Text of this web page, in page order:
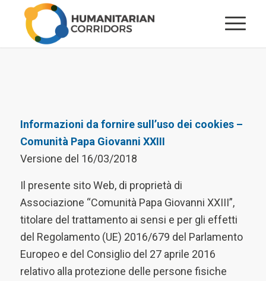
Informazioni da fornire sull’uso dei cookies –
Comunità Papa Giovanni XXIII
Versione del 16/03/2018
Il presente sito Web, di proprietà di
Associazione “Comunità Papa Giovanni XXIII”,
titolare del trattamento ai sensi e per gli effetti
del Regolamento (UE) 2016/679 del Parlamento
Europeo e del Consiglio del 27 aprile 2016
relativo alla protezione delle persone fisiche